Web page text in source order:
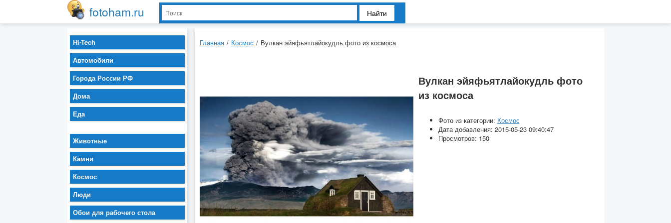
fotoham.ru Найти
Главная / Космос / Вулкан эйяфьятлайокудль фото из космоса
Вулкан эйяфьятлайокудль фото
из космоса
Фото из категории: Космос
Дата добавления: 2015-05-23 09:40:47
Просмотров: 150
Hi-Tech
Автомобили
Города России РФ
Дома
Еда
Животные
Камни
Космос
Люди
Обои для рабочего стола